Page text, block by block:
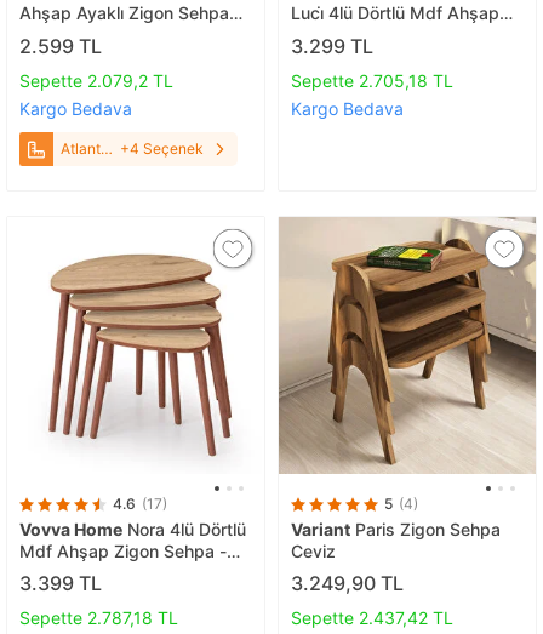
Ahşap Ayaklı Zigon Sehpa
XL Atlantik Çam Atlantik
Çam
2.599 TL
Sepette 2.079,2 TL
Kargo Bedava
Atlantik +4 Seçenek
Luci̇ 4lü Dörtlü Mdf Ahşap
Zi̇gon Sehpa - Cevi̇z
3.299 TL
Sepette 2.705,18 TL
Kargo Bedava
4.6 (17)
Vovva Home Nora 4lü Dörtlü
Mdf Ahşap Zigon Sehpa -
Meşe
3.399 TL
Sepette 2.787,18 TL
5 (4)
Variant Paris Zigon Sehpa
Ceviz
3.249,90 TL
Sepette 2.437,42 TL